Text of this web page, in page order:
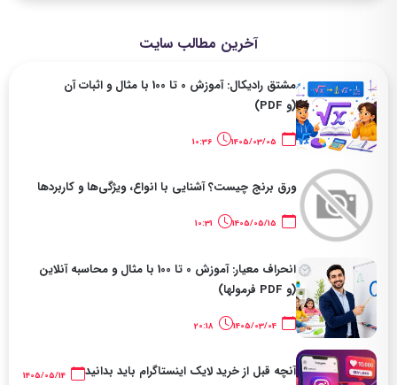
آخرین مطالب سایت
مشتق رادیکال: آموزش 0 تا 100 با مثال و اثبات آن
(و PDF)
10:36
ورق برنج چیست؟ آشنایی با انواع، ویژگی‌ها و کاربردها
انحراف معیار: آموزش 0 تا 100 با مثال و محاسبه آنلاین
(و PDF فرمولها)
20:18
آنچه قبل از خرید لایک اینستاگرام باید بدانید